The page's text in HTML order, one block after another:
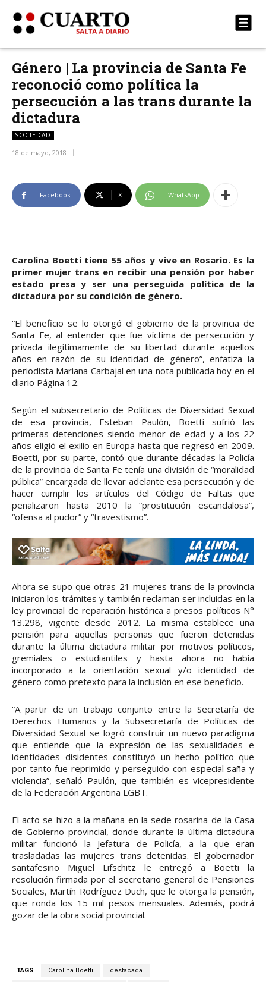
Género | La provincia de Santa Fe
reconoció como política la
persecución a las trans durante la
dictadura
SOCIEDAD
18 de mayo, 2018
Facebook X WhatsApp
Carolina Boetti tiene 55 años y vive en Rosario. Es la
primer mujer trans en recibir una pensión por haber
estado presa y ser una perseguida política de la
dictadura por su condición de género.
“El beneficio se lo otorgó el gobierno de la provincia de
Santa Fe, al entender que fue víctima de persecución y
privada ilegítimamente de su libertad durante aquellos
años en razón de su identidad de género”, enfatiza la
periodista Mariana Carbajal en una nota publicada hoy en el
diario Página 12.
Según el subsecretario de Políticas de Diversidad Sexual
de esa provincia, Esteban Paulón, Boetti sufrió las
primeras detenciones siendo menor de edad y a los 22
años eligió el exilio en Europa hasta que regresó en 2009.
Boetti, por su parte, contó que durante décadas la Policía
de la provincia de Santa Fe tenía una división de “moralidad
pública” encargada de llevar adelante esa persecución y de
hacer cumplir los artículos del Código de Faltas que
penalizaron hasta 2010 la “prostitución escandalosa”,
“ofensa al pudor” y “travestismo”.
Ahora se supo que otras 21 mujeres trans de la provincia
iniciaron los trámites y también reclaman ser incluidas en la
ley provincial de reparación histórica a presos políticos N°
13.298, vigente desde 2012. La misma establece una
pensión para aquellas personas que fueron detenidas
durante la última dictadura militar por motivos políticos,
gremiales o estudiantiles y hasta ahora no había
incorporado a la orientación sexual y/o identidad de
género como pretexto para la inclusión en ese beneficio.
“A partir de un trabajo conjunto entre la Secretaría de
Derechos Humanos y la Subsecretaría de Políticas de
Diversidad Sexual se logró construir un nuevo paradigma
que entiende que la expresión de las sexualidades e
identidades disidentes constituyó un hecho político que
por tanto fue reprimido y perseguido con especial saña y
violencia”, señaló Paulón, que también es vicepresidente
de la Federación Argentina LGBT.
El acto se hizo a la mañana en la sede rosarina de la Casa
de Gobierno provincial, donde durante la última dictadura
militar funcionó la Jefatura de Policía, a la que eran
trasladadas las mujeres trans detenidas. El gobernador
santafesino Miguel Lifschitz le entregó a Boetti la
resolución firmada por el secretario general de Pensiones
Sociales, Martín Rodríguez Duch, que le otorga la pensión,
que ronda los 15 mil pesos mensuales. Además, podrá
gozar de la obra social provincial.
TAGS Carolina Boetti destacada